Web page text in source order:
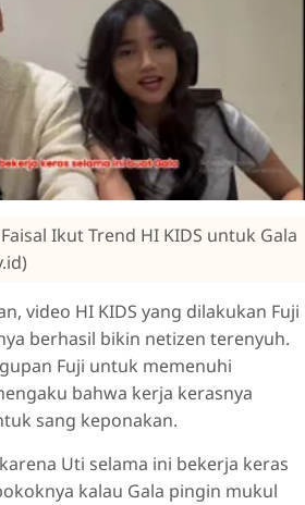
Ikut Trend HI KIDS untuk Gala
video HI KIDS yang dilakukan Fuji
berhasil bikin netizen terenyuh.
Fuji untuk memenuhi
bahwa kerja kerasnya
sang keponakan.
Uti selama ini bekerja keras
kalau Gala pingin mukul